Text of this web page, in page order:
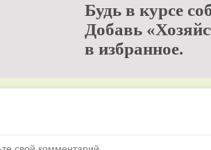
Будь в курсе
Добавь
в избранное.